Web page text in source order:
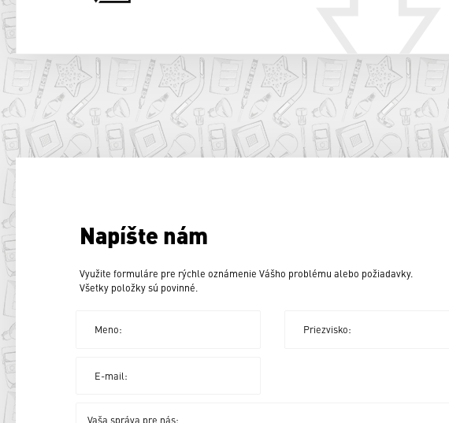
Napíšte nám
Využite formuláre pre rýchle oznámenie Vášho problému alebo požiadavky.
Všetky položky sú povinné.